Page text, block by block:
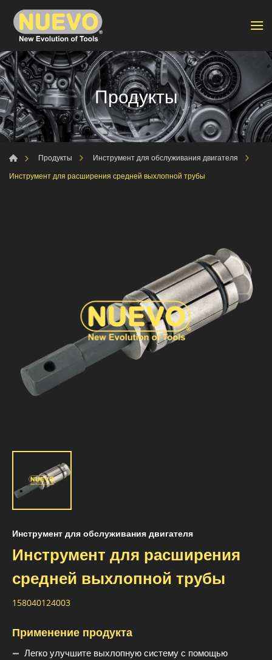
Продукты
Продукты
Инструмент для обслуживания двигателя
Инструмент для расширения средней выхлопной трубы
Инструмент для обслуживания двигателя
Инструмент для расширения
средней выхлопной трубы
158040124003
Применение продукта
Легко улучшите выхлопную систему с помощью